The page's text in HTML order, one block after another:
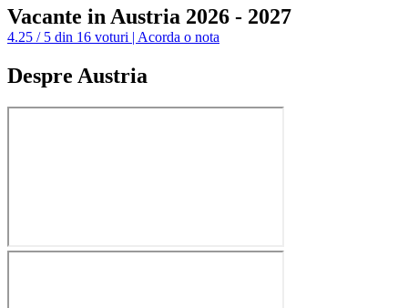
Vacante in Austria 2026 - 2027
4.25 / 5 din 16 voturi | Acorda o nota
Despre Austria